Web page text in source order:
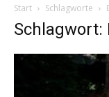
Start Schlagworte
Schlagwort: